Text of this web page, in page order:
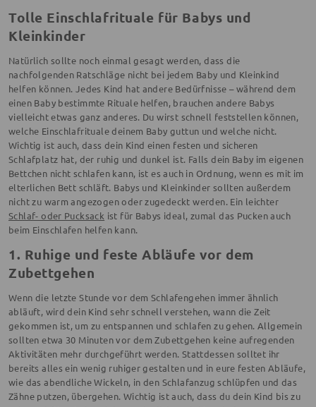
Tolle Einschlafrituale für Babys und
Kleinkinder
Natürlich sollte noch einmal gesagt werden, dass die
nachfolgenden Ratschläge nicht bei jedem Baby und Kleinkind
helfen können. Jedes Kind hat andere Bedürfnisse – während dem
einen Baby bestimmte Rituale helfen, brauchen andere Babys
vielleicht etwas ganz anderes. Du wirst schnell feststellen können,
welche Einschlafrituale deinem Baby guttun und welche nicht.
Wichtig ist auch, dass dein Kind einen festen und sicheren
Schlafplatz hat, der ruhig und dunkel ist. Falls dein Baby im eigenen
Bettchen nicht schlafen kann, ist es auch in Ordnung, wenn es mit im
elterlichen Bett schläft. Babys und Kleinkinder sollten außerdem
nicht zu warm angezogen oder zugedeckt werden. Ein leichter
Schlaf- oder Pucksack ist für Babys ideal, zumal das Pucken auch
beim Einschlafen helfen kann.
1. Ruhige und feste Abläufe vor dem
Zubettgehen
Wenn die letzte Stunde vor dem Schlafengehen immer ähnlich
abläuft, wird dein Kind sehr schnell verstehen, wann die Zeit
gekommen ist, um zu entspannen und schlafen zu gehen. Allgemein
sollten etwa 30 Minuten vor dem Zubettgehen keine aufregenden
Aktivitäten mehr durchgeführt werden. Stattdessen solltet ihr
bereits alles ein wenig ruhiger gestalten und in eure festen Abläufe,
wie das abendliche Wickeln, in den Schlafanzug schlüpfen und das
Zähne putzen, übergehen. Wichtig ist auch, dass du dein Kind bis zu